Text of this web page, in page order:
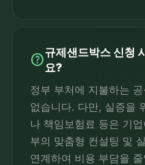
help규제샌드박스 신청
요?
정부 부처에 지불하는
없습니다. 다만, 실증을
나 책임보험료 등은 기
부의 맞춤형 컨설팅 및
연계하여 비용 부담을